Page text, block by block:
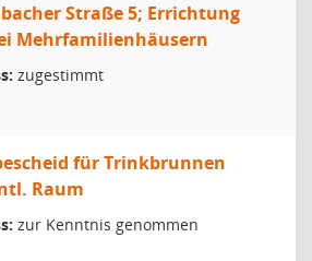
Straße 5; Errichtung
Mehrfamilienhäusern
zugestimmt
für Trinkbrunnen
Raum
zur Kenntnis genommen